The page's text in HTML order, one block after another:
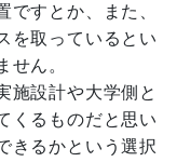
すとか、また、
を取っているとい
せん。
施設計や大学側と
くるものだと思い
きるかという選択